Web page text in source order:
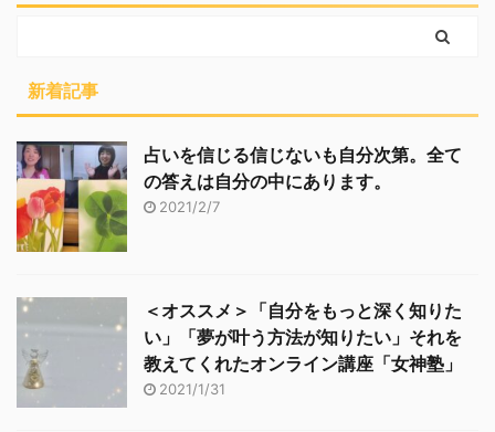
新着記事
占いを信じる信じないも自分次第。全て
の答えは自分の中にあります。
2021/2/7
＜オススメ＞「自分をもっと深く知りた
い」「夢が叶う方法が知りたい」それを
教えてくれたオンライン講座「女神塾」
2021/1/31